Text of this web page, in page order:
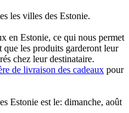
les villes des Estonie.
en Estonie, ce qui nous permet
que les produits garderont leur
chez leur destinataire.
de livraison des cadeaux pour
Estonie est le: dimanche, août